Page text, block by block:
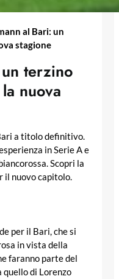
al Bari: un
stagione
terzino
nuova
a titolo definitivo.
in Serie A e
Scopri la
il nuovo capitolo.
per il Bari, che si
in vista della
faranno parte del
quello di Lorenzo